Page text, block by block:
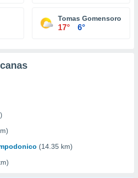
Tomas Gomensoro
17° 6°
(14.35 km)